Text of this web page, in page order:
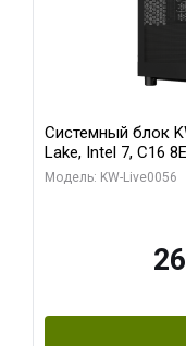
Системный блок
Lake, Intel 7, C16
Palit RTX5080
Модель: KW-Live0056